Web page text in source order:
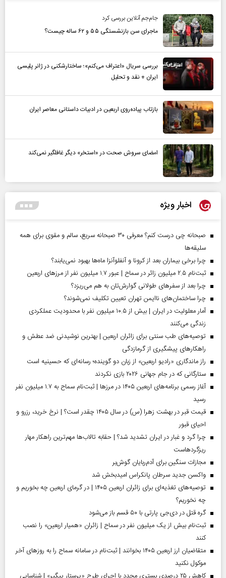
جام‌جم آنلاین بررسی کرد
ماجرای سن بازنشستگی ۵۵ و ۶۲ ساله چیست؟
بررسی سریال «اعتراف می‌کنم»؛ ساختارشکنی در ژانر پلیسی
ایران + نقد و تحلیل
بازتاب پیاده‌روی اربعین در ادبیات داستانی معاصر ایران
امضای سروش صحت در «استخر» دیگر غافلگیر نمی‌کند
اخبار ویژه
صبحانه چی درست کنم؟ معرفی ۳۰ صبحانه سریع، سالم و مقوی برای همه
سلیقه‌ها
چرا برخی بیماران بعد از کرونا و آنفلوآنزا ماه‌ها بهبود نمی‌یابند؟
ثبت‌نام ۲.۵ میلیون زائر در سماح | عبور ۱.۷ میلیون نفر از مرز‌های اربعین
چرا بعد از سفرهای طولانی گوارش‌تان به هم می‌ریزد؟
چرا ساختمان‌های ناایمن تهران تعیین تکلیف نمی‌شوند؟
آمار معلولیت در ایران | بیش از ۱۰.۵ میلیون نفر با محدودیت عملکردی
زندگی می‌کنند
توصیه‌های طب سنتی برای زائران اربعین | بهترین نوشیدنی ضد عطش و
راهکارهای پیشگیری از گرمازدگی
راز ماندگاری «رادیو اربعین» از زبان دو گوینده؛ رسانه‌ای که حسینیه است
ستارگانی که در جام جهانی ۲۰۲۶ بازی نکردند
آغاز رسمی برنامه‌های اربعین ۱۴۰۵ در مرز‌ها | ثبت‌نام سماح به ۱.۷ میلیون نفر
رسید
قیمت قبر در بهشت زهرا (س) در سال ۱۴۰۵ چقدر است؟ | نرخ خرید، رزرو و
احیای قبور
چرا گرد و غبار در ایران تشدید شد؟ | حقابه تالاب‌ها مهم‌ترین راهکار مهار
ریزگردهاست
مجازات سنگین برای آدم‌ربایان گوش‌بر
واکسن جدید سرطان پانکراس امیدبخش شد
توصیه‌های تغذیه‌ای برای زائران اربعین ۱۴۰۵ | در گرمای اربعین چه بخوریم و
چه نخوریم؟
گره قتل در دی‌جی پارتی با ۵۰ قسم باز می‌شود
ثبت‌نام بیش از یک میلیون نفر در سماح | زائران «همیار اربعین» را نصب
کنند
متقاضیان ارز اربعین ۱۴۰۵ بخوانند | ثبت‌نام در سامانه سماح را به روز‌های آخر
موکول نکنید